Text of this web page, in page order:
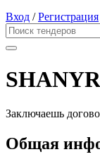
Вход /Регистрация
Заключаешь
Общая